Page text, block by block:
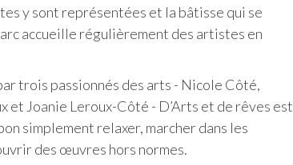
y sont représentées et la bâtisse qui se
accueille régulièrement des artistes en
trois passionnés des arts - Nicole Côté,
et Joanie Leroux-Côté - D’Arts et de rêves est
simplement relaxer, marcher dans les
des œuvres hors normes.